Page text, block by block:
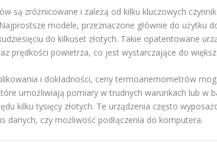
są zróżnicowane i zależą od kilku kluczowych
modele, przeznaczone głównie do użytku
do kilkuset złotych. Takie opatentowane
prędkości powietrza, co jest wystarczające do
i dokładności, ceny termoanemometrów
umożliwiają pomiary w trudnych warunkach lub w
kilku tysięcy złotych. Te urządzenia często
danych, czy możliwość podłączenia do komputera.